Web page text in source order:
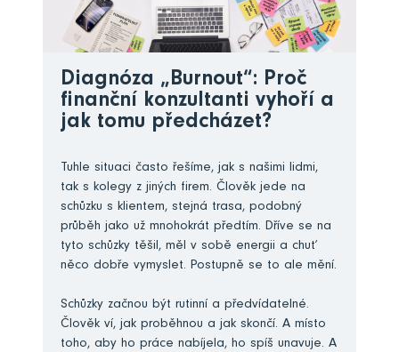
Diagnóza „Burnout“: Proč
finanční konzultanti vyhoří a
jak tomu předcházet?
Tuhle situaci často řešíme, jak s našimi lidmi,
tak s kolegy z jiných firem. Člověk jede na
schůzku s klientem, stejná trasa, podobný
průběh jako už mnohokrát předtím. Dříve se na
tyto schůzky těšil, měl v sobě energii a chuť
něco dobře vymyslet. Postupně se to ale mění.
Schůzky začnou být rutinní a předvídatelné.
Člověk ví, jak proběhnou a jak skončí. A místo
toho, aby ho práce nabíjela, ho spíš unavuje. A